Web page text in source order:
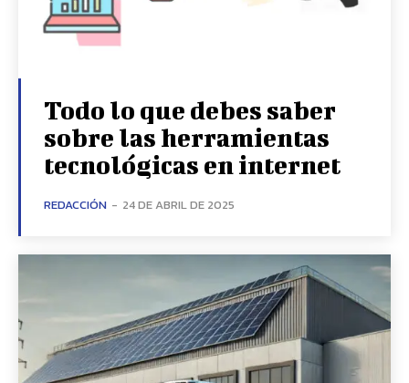
Todo lo que debes saber
sobre las herramientas
tecnológicas en internet
REDACCIÓN - 24 DE ABRIL DE 2025